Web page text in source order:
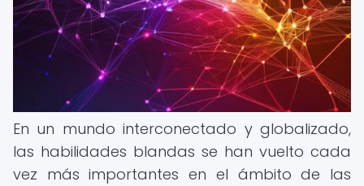
En un mundo interconectado y globalizado,
las habilidades blandas se han vuelto cada
vez más importantes en el ámbito de las